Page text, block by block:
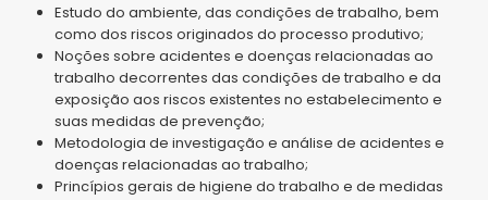
Estudo do ambiente, das condições de trabalho, bem
como dos riscos originados do processo produtivo;
Noções sobre acidentes e doenças relacionadas ao
trabalho decorrentes das condições de trabalho e da
exposição aos riscos existentes no estabelecimento e
suas medidas de prevenção;
Metodologia de investigação e análise de acidentes e
doenças relacionadas ao trabalho;
Princípios gerais de higiene do trabalho e de medidas